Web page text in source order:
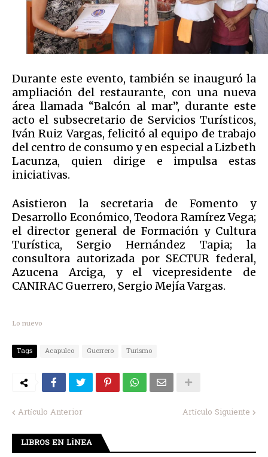
Durante este evento, también se inauguró la
ampliación del restaurante, con una nueva
área llamada “Balcón al mar”, durante este
acto el subsecretario de Servicios Turísticos,
Iván Ruiz Vargas, felicitó al equipo de trabajo
del centro de consumo y en especial a Lizbeth
Lacunza, quien dirige e impulsa estas
iniciativas.
Asistieron la secretaria de Fomento y
Desarrollo Económico, Teodora Ramírez Vega;
el director general de Formación y Cultura
Turística, Sergio Hernández Tapia; la
consultora autorizada por SECTUR federal,
Azucena Arciga, y el vicepresidente de
CANIRAC Guerrero, Sergio Mejía Vargas.
Lo nuevo
Tags Acapulco Guerrero Turismo
Artículo Anterior Artículo Siguiente
LIBROS EN LÍNEA